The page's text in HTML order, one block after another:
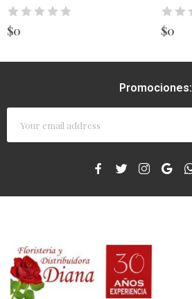
$0 $0
Promociones: